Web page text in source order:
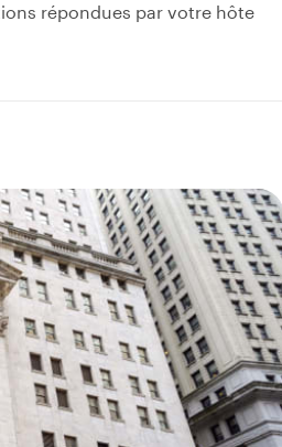
répondues par votre hôte